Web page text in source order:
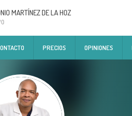
MARTÍNEZ DE LA HOZ
PRECIOS OPINIONES